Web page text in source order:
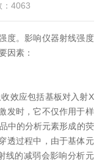
：4063
度。影响仪器射线强度
因素：
效应包括基板对入射X
发时，它不仅作用于样
中的分析元素形成的荧
透过程中，由于基体元
线的减弱会影响分析元